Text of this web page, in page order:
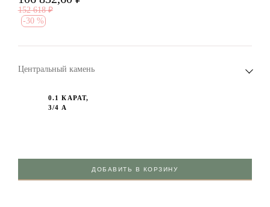
152 618 ₽
-30 %
Центральный камень
0.1 КАРАТ,
3/4 А
ДОБАВИТЬ В КОРЗИНУ